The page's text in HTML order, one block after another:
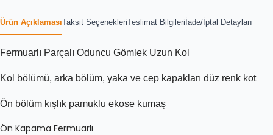
Ürün AçıklamasıTaksit SeçenekleriTeslimat Bilgileri İade/İptal Detayları
Fermuarlı Parçalı Oduncu Gömlek Uzun Kol
Kol bölümü, arka bölüm, yaka ve cep kapakları düz renk kot
Ön bölüm kışlık pamuklu ekose kumaş
Ön Kapama Fermuarlı